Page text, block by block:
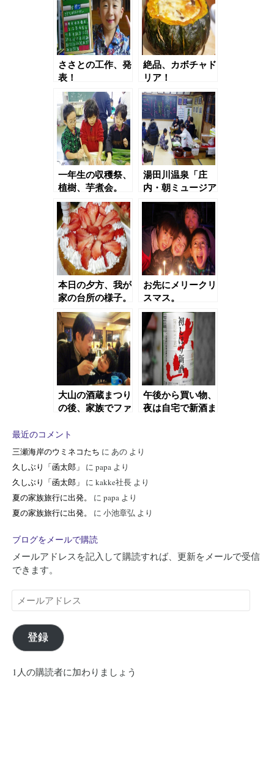
ささとの工作、発
表！
絶品、カボチャド
リア！
一年生の収穫祭、
植樹、芋煮会。
湯田川温泉「庄
内・朝ミュージア
ム」＃03
本日の夕方、我が
家の台所の様子。
お先にメリークリ
スマス。
大山の酒蔵まつり
の後、家族でファ
午後から買い物、
夜は自宅で新酒ま
最近のコメント
三瀬海岸のウミネコたち に あの より
久しぶり「函太郎」
に papa より
久しぶり「函太郎」
に kakke社長 より
夏の家族旅行に出発。
に papa より
夏の家族旅行に出発。
に 小池章弘 より
ブログをメールで購読
メールアドレスを記入して購読すれば、更新をメールで受信
できます。
ー
ル
ア
ド
ス
登録
1人の購読者に加わりましょう